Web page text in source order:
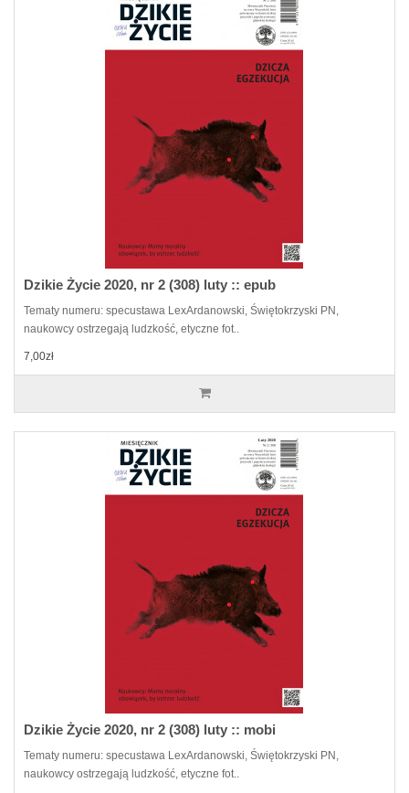
Dzikie Życie 2020, nr 2 (308) luty :: epub
Tematy numeru: specustawa LexArdanowski, Świętokrzyski PN,
naukowcy ostrzegają ludzkość, etyczne fot..
7,00zł
Dzikie Życie 2020, nr 2 (308) luty :: mobi
Tematy numeru: specustawa LexArdanowski, Świętokrzyski PN,
naukowcy ostrzegają ludzkość, etyczne fot..